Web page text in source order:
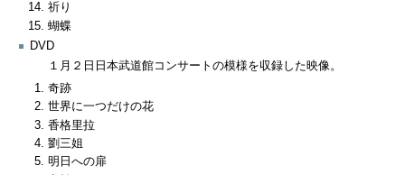
祈り
蝴蝶
DVD
１月２日日本武道館コンサートの模様を収録した映像。
奇跡
世界に一つだけの花
香格里拉
劉三姐
明日への扉